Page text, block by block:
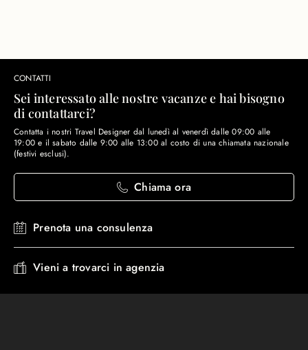
CONTATTI
Sei interessato alle nostre vacanze e hai bisogno
di contattarci?
Contatta i nostri Travel Designer dal lunedì al venerdì dalle 09:00 alle
19:00 e il sabato dalle 9:00 alle 13:00 al costo di una chiamata nazionale
(festivi esclusi).
Chiama ora
Prenota una consulenza
Vieni a trovarci in agenzia